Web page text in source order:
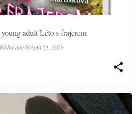
adult Léto s frajerem
dnebřezna 21, 2019